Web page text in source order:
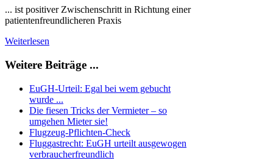
... ist positiver Zwischenschritt in Richtung einer
patientenfreundlicheren Praxis
Weiterlesen
Weitere Beiträge ...
EuGH-Urteil: Egal bei wem gebucht
wurde ...
Die fiesen Tricks der Vermieter – so
umgehen Mieter sie!
Flugzeug-Pflichten-Check
Fluggastrecht: EuGH urteilt ausgewogen
verbraucherfreundlich